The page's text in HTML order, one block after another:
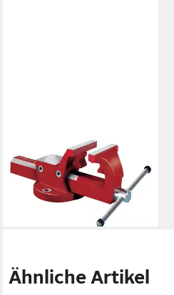
Schraubstock, Mit
Rohrspannbacken 160 mm
285,98 €
lieferbar - in 4-5 Werktagen bei dir
Ähnliche Artikel